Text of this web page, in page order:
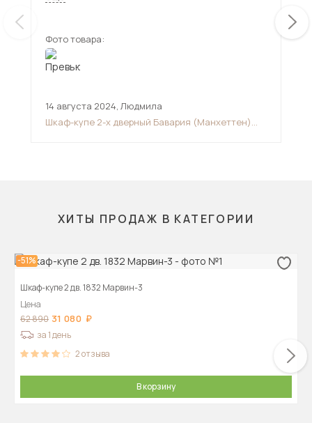
дверях дают реальное изображение без
Фото товара:
14 августа 2024, Людмила
Шкаф-купе 2-х дверный Бавария (Манхеттен)
ХИТЫ ПРОДАЖ В КАТЕГОРИИ
-51%
Шкаф-купе 2 дв. 1832 Марвин-3
Цена
62 890 31 080
за 1 день
2отзыва
В корзину